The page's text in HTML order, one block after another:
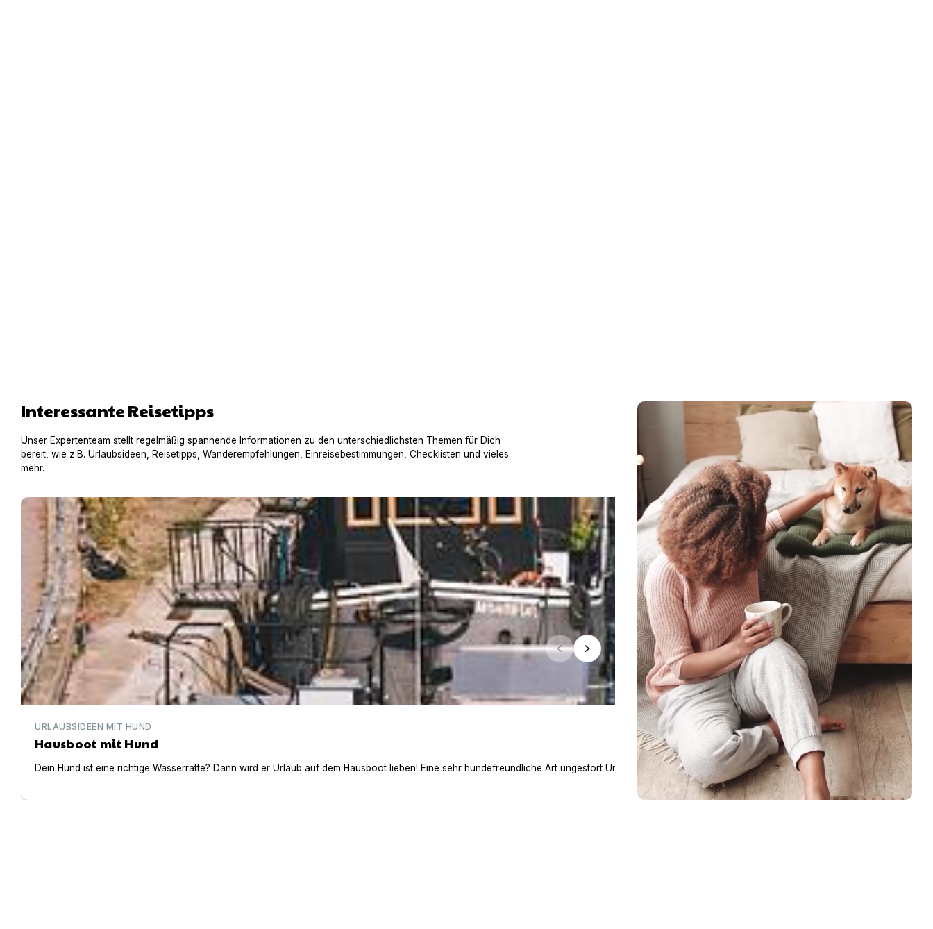
Interessante Reisetipps
Unser Expertenteam stellt regelmäßig spannende Informationen zu den unterschiedlichsten Themen für Dich
bereit, wie z.B. Urlaubsideen, Reisetipps, Wanderempfehlungen, Einreisebestimmungen, Checklisten und vieles
mehr.
Hausboot mit Hund
URLAUBSIDEEN MIT HUND
Hausboot mit Hund
Dein Hund ist eine richtige Wasserratte? Dann wird er Urlaub auf dem Hausboot lieben! Eine sehr hundefreundliche Art ungestört Urlaub zu machen. Spaß und Abenteuer für die ganze Familie, ganz